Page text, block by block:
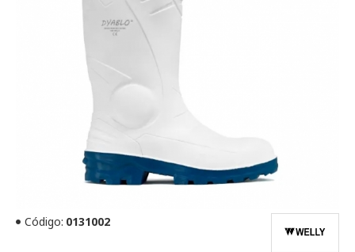
Código: 0131002